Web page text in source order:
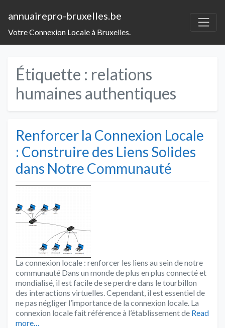
annuairepro-bruxelles.be
Votre Connexion Locale à Bruxelles.
Étiquette : relations
humaines authentiques
Renforcer la Connexion Locale
: Construire des Liens Solides
dans Notre Communauté
La connexion locale : renforcer les liens au sein de notre
communauté Dans un monde de plus en plus connecté et
mondialisé, il est facile de se perdre dans le tourbillon
des interactions virtuelles. Cependant, il est essentiel de
ne pas négliger l’importance de la connexion locale. La
connexion locale fait référence à l’établissement de Read
more…